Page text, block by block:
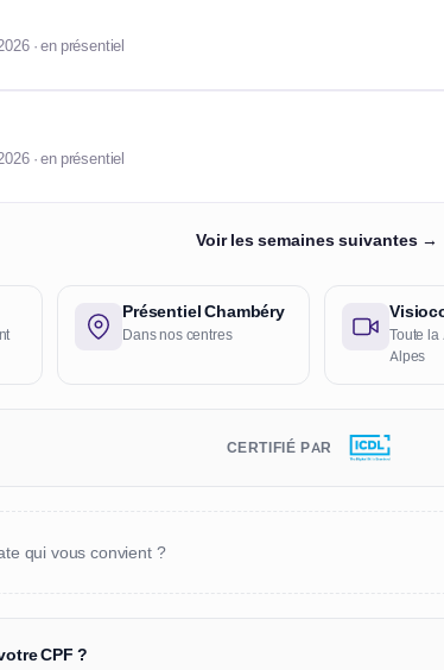
· en présentiel
· en présentiel
Voir les semaines suivantes →
Présentiel Chambéry
Dans nos centres
Toute
Alpes
CERTIFIÉ PAR
qui vous convient ?
CPF ?